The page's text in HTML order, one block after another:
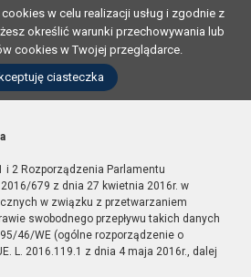
w celu realizacji usług i zgodnie z
określić warunki przechowywania lub
cookies w Twojej przeglądarce.
ciasteczka
i 2 Rozporządzenia Parlamentu
2016/679 z dnia 27 kwietnia 2016r. w
w związku z przetwarzaniem
swobodnego przepływu takich danych
46/WE (ogólne rozporządzenie o
L. 2016.119.1 z dnia 4 maja 2016r., dalej